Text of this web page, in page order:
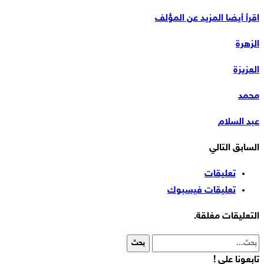
اقرأ أيضا المزيد عن المؤلف
الزهرة
العزيزة
محمد
عبد السلام
السابق التالي
تعليقات
تعليقات فيسبوك
التعليقات مغلقة.
تابعونا على !